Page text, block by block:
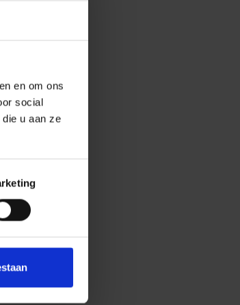
en om ons
social
u aan ze